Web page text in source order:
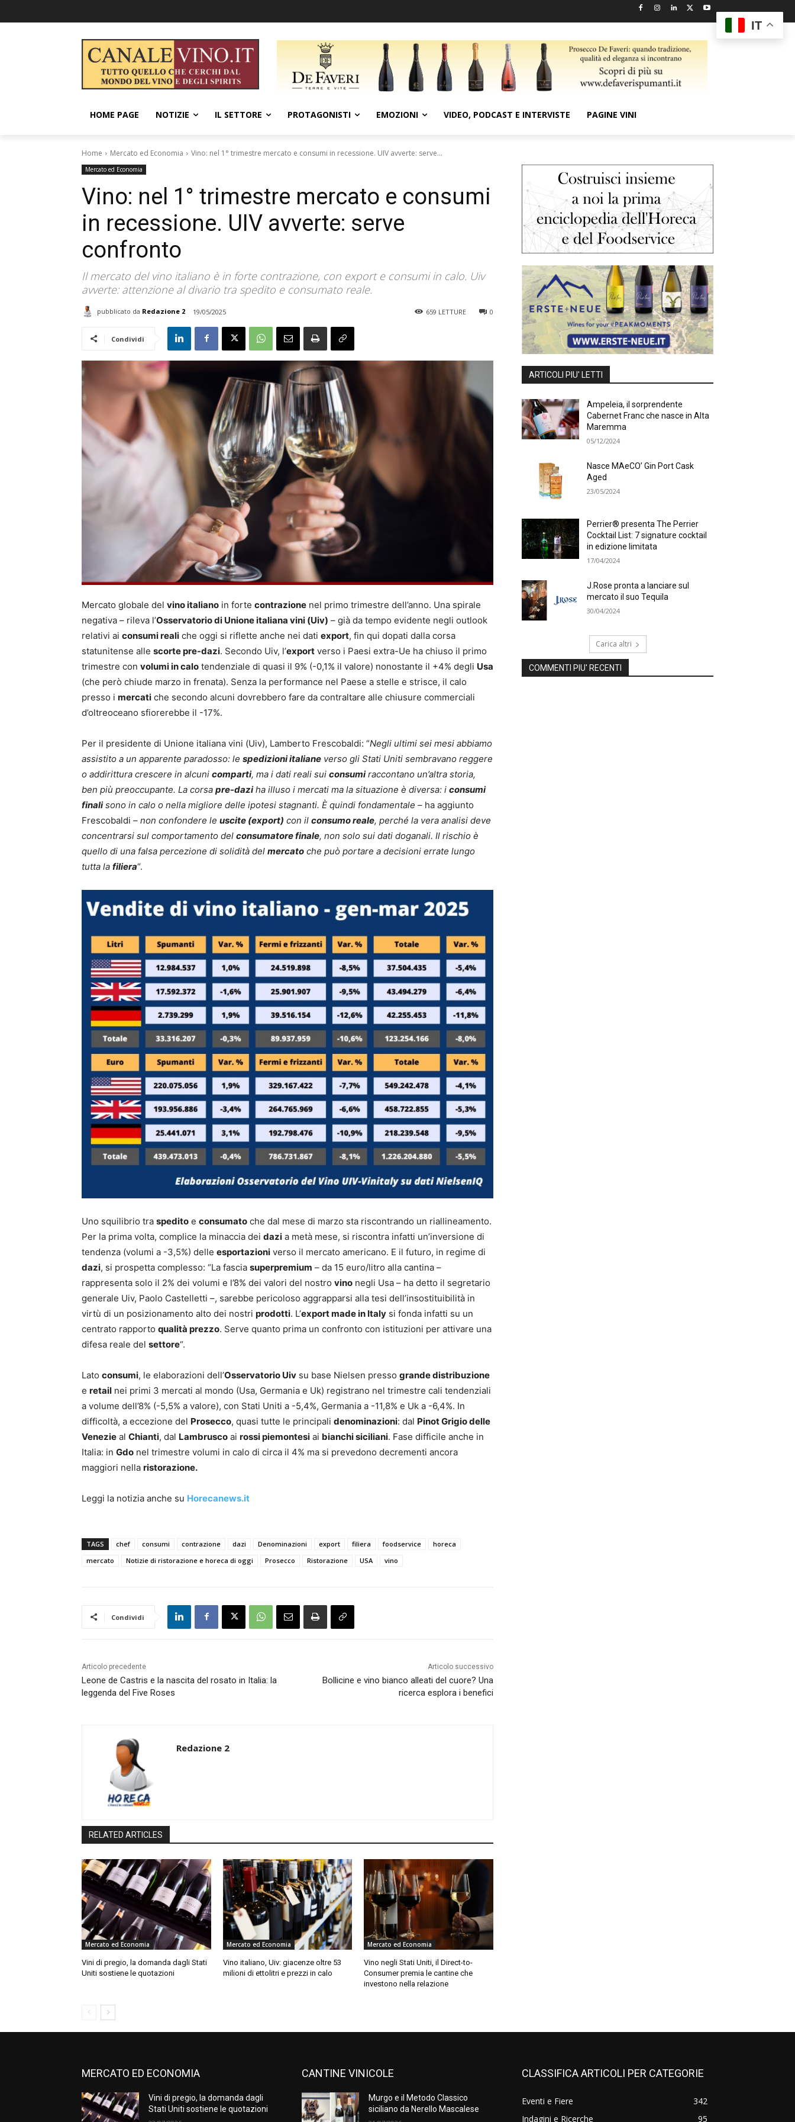
HOME PAGE NOTIZIE IL SETTORE PROTAGONISTI EMOZIONI VIDEO, PODCAST E INTERVISTE PAGINE VINI
Home Mercato ed Economia Vino: nel 1° trimestre mercato e consumi in recessione. UIV avverte: serve...
Mercato ed Economia
Vino: nel 1° trimestre mercato e consumi
in recessione. UIV avverte: serve
confronto
Il mercato del vino italiano è in forte contrazione, con export e consumi in calo. Uiv
avverte: attenzione al divario tra spedito e consumato reale.
pubblicato da Redazione 2 19/05/2025 0
659 LETTURE
Condividi
Mercato globale del vino italiano in forte contrazione nel primo trimestre dell’anno. Una spirale
negativa – rileva l’Osservatorio di Unione italiana vini (Uiv) – già da tempo evidente negli outlook
relativi ai consumi reali che oggi si riflette anche nei dati export, fin qui dopati dalla corsa
statunitense alle scorte pre-dazi. Secondo Uiv, l’export verso i Paesi extra-Ue ha chiuso il primo
trimestre con volumi in calo tendenziale di quasi il 9% (-0,1% il valore) nonostante il +4% degli Usa
(che però chiude marzo in frenata). Senza la performance nel Paese a stelle e strisce, il calo
presso i mercati che secondo alcuni dovrebbero fare da contraltare alle chiusure commerciali
d’oltreoceano sfiorerebbe il -17%.
Per il presidente di Unione italiana vini (Uiv), Lamberto Frescobaldi: “Negli ultimi sei mesi abbiamo
assistito a un apparente paradosso: le spedizioni italiane verso gli Stati Uniti sembravano reggere
o addirittura crescere in alcuni comparti, ma i dati reali sui consumiraccontano un’altra storia,
ben più preoccupante. La corsa pre-daziha illuso i mercati ma la situazione è diversa: i consumi
finalisono in calo o nella migliore delle ipotesi stagnanti. È quindi fondamentale – ha aggiunto
Frescobaldi – non confondere le uscite (export) con il consumo reale, perché la vera analisi deve
concentrarsi sul comportamento del consumatore finale, non solo sui dati doganali. Il rischio è
quello di una falsa percezione di solidità del mercato che può portare a decisioni errate lungo
tutta la filiera“.
Uno squilibrio tra spedito e consumato che dal mese di marzo sta riscontrando un riallineamento.
Per la prima volta, complice la minaccia dei dazi a metà mese, si riscontra infatti un’inversione di
tendenza (volumi a -3,5%) delle esportazioni verso il mercato americano. E il futuro, in regime di
dazi, si prospetta complesso: “La fascia superpremium – da 15 euro/litro alla cantina –
rappresenta solo il 2% dei volumi e l’8% dei valori del nostro vino negli Usa – ha detto il segretario
generale Uiv, Paolo Castelletti –, sarebbe pericoloso aggrapparsi alla tesi dell’insostituibilità in
virtù di un posizionamento alto dei nostri prodotti. L’export made in Italy si fonda infatti su un
centrato rapporto qualità prezzo. Serve quanto prima un confronto con istituzioni per attivare una
difesa reale del settore“.
Lato consumi, le elaborazioni dell’Osservatorio Uiv su base Nielsen presso grande distribuzione
e retail nei primi 3 mercati al mondo (Usa, Germania e Uk) registrano nel trimestre cali tendenziali
a volume dell’8% (-5,5% a valore), con Stati Uniti a -5,4%, Germania a -11,8% e Uk a -6,4%. In
difficoltà, a eccezione del Prosecco, quasi tutte le principali denominazioni: dal Pinot Grigio delle
Venezie al Chianti, dal Lambrusco ai rossi piemontesi ai bianchi siciliani. Fase difficile anche in
Italia: in Gdo nel trimestre volumi in calo di circa il 4% ma si prevedono decrementi ancora
maggiori nella ristorazione.
Leggi la notizia anche su Horecanews.it
TAGS chef consumi contrazione dazi Denominazioni export filiera foodservice
horeca
mercato
Notizie di ristorazione e horeca di oggi Prosecco Ristorazione USA vino
Condividi
Articolo precedente
Leone de Castris e la nascita del rosato in Italia: la
leggenda del Five Roses
Articolo successivo
Bollicine e vino bianco alleati del cuore? Una
ricerca esplora i benefici
Redazione 2
RELATED ARTICLES
Mercato ed Economia
Vini di pregio, la domanda dagli Stati
Uniti sostiene le quotazioni
Mercato ed Economia
Vino italiano, Uiv: giacenze oltre 53
milioni di ettolitri e prezzi in calo
Mercato ed Economia
Vino negli Stati Uniti, il Direct-to-
Consumer premia le cantine che
investono nella relazione
ARTICOLI PIU' LETTI
Ampeleia, il sorprendente
Cabernet Franc che nasce in Alta
Maremma
05/12/2024
Nasce MAeCO’ Gin Port Cask
Aged
23/05/2024
Perrier® presenta The Perrier
Cocktail List: 7 signature cocktail
in edizione limitata
17/04/2024
J.Rose pronta a lanciare sul
mercato il suo Tequila
30/04/2024
Carica altri
COMMENTI PIU' RECENTI
MERCATO ED ECONOMIA
Vini di pregio, la domanda dagli
Stati Uniti sostiene le quotazioni
CANTINE VINICOLE
Murgo e il Metodo Classico
siciliano da Nerello Mascalese
CLASSIFICA ARTICOLI PER CATEGORIE
Eventi e Fiere
342
Indagini e Ricerche
95
IT